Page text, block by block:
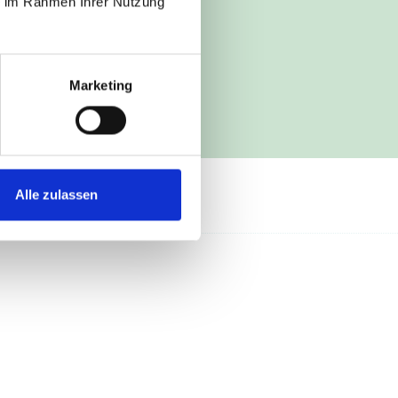
Marketing
Alle zulassen